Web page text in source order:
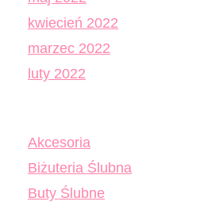
kwiecień 2022
marzec 2022
luty 2022
Akcesoria
Biżuteria Ślubna
Buty Ślubne